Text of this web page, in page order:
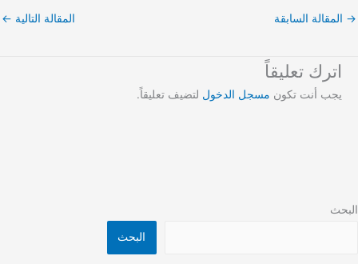
→ المقالة السابقة المقالة التالية ←
اترك تعليقاً
يجب أنت تكون مسجل الدخول لتضيف تعليقاً.
البحث
البحث